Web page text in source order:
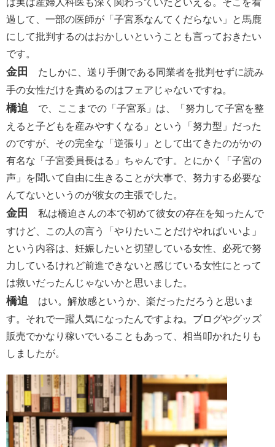
は実は産婦人科医も深く関わっていたといえる。そこを看
過して、一部の医師が「子宮系なんてくだらない」と馬鹿
にして批判するのはおかしいということも言っておきたい
です。
金田
たしかに、送り手側である同業者を批判せずに読み
手の女性だけを責めるのはフェアじゃないですね。
橋迫 で、ここまでの「子宮系」は、「努力して子宮を整
えると子どもを産みやすくなる」という「努力型」だった
のですが、その完全な「逆張り」として出てきたのがかの
有名な「子宮委員長はる」ちゃんです。とにかく「子宮の
声」を聞いて自由に生きることが大事で、努力する必要な
んてないというのが彼女の主張でした。
金田
私は橋迫さんの本で初めて彼女の存在を知ったんで
すけど、この人の言う「やりたいことだけやればいいよ」
という内容は、妊娠したいと切望している女性、必死で努
力しているけれど前進できないと感じている女性にとって
は救いだったんじゃないかと思いました。
橋迫 はい。解放感というか、楽だっただろうと思いま
す。それで一躍人気になったんですよね。ブログやグッズ
販売でかなり稼いでいることもあって、相当叩かれたりも
しましたが。